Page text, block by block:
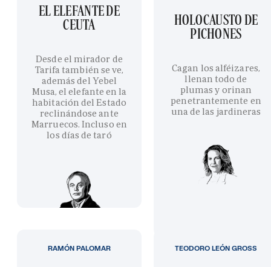
EL ELEFANTE DE
CEUTA
Desde el mirador de
Tarifa también se ve,
además del Yebel
Musa, el elefante en la
habitación del Estado
reclinándose ante
Marruecos. Incluso en
los días de taró
HOLOCAUSTO DE
PICHONES
Cagan los alféizares,
llenan todo de
plumas y orinan
penetrantemente en
una de las jardineras
RAMÓN PALOMAR TEODORO LEÓN GROSS